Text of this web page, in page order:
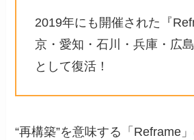
2019年にも開催された『
京・愛知・石川・兵庫・広
として復活！
“再構築”を意味する「Reframe